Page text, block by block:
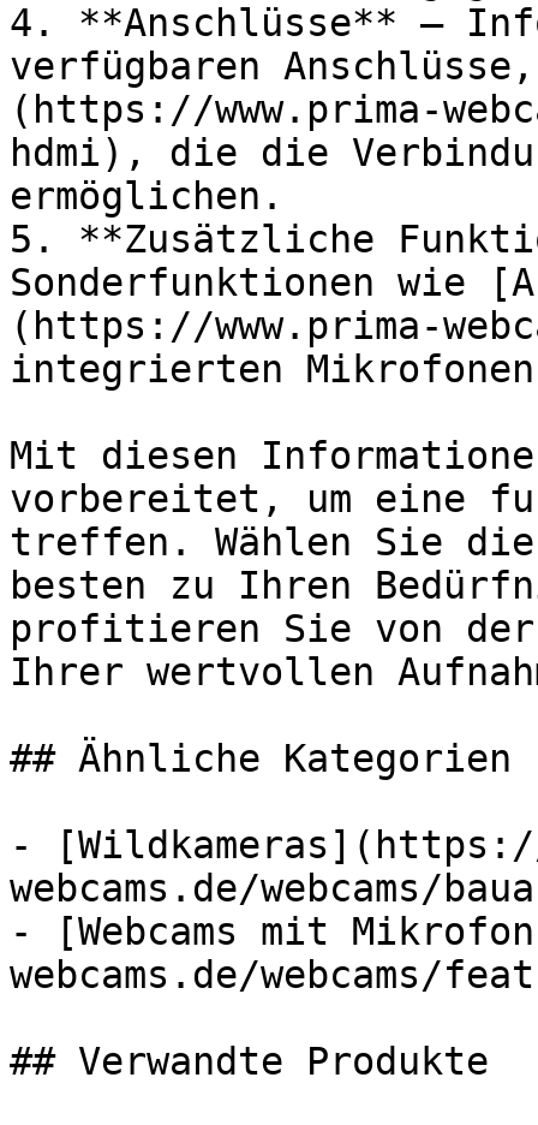
4. **Anschlüsse** –
verfügbaren
(https://www.prima-
hdmi), die die
ermöglichen.
5. **Zusätzliche
Sonderfunktionen wie
(https://www.prima-
integrierten Mikrofonen
Mit diesen
vorbereitet, um eine
treffen. Wählen Sie die
besten zu Ihren
profitieren Sie von der
Ihrer wertvollen
## Ähnliche Kategorien
-
webcams.de/webcams/
- [Webcams mit
webcams.de/webcams/
## Verwandte Produkte